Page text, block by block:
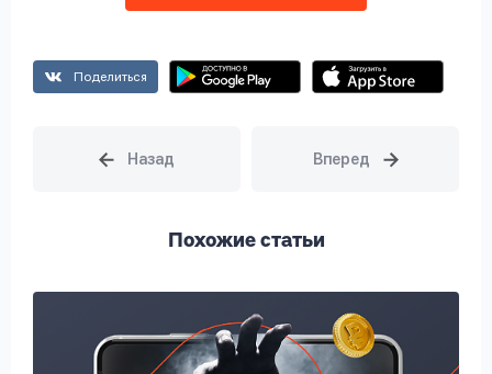
Поделиться
Похожие статьи